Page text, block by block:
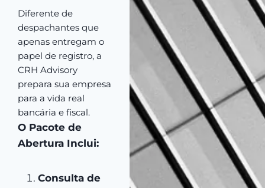
Diferente de
despachantes que
apenas entregam o
papel de registro, a
CRH Advisory
prepara sua empresa
para a vida real
bancária e fiscal.
O Pacote de
Abertura Inclui:
Consulta de